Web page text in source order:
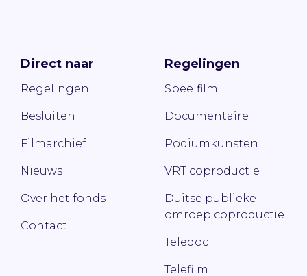
Direct naar
Regelingen
Besluiten
Filmarchief
Nieuws
Over het fonds
Contact
Regelingen
Speelfilm
Documentaire
Podiumkunsten
VRT coproductie
Duitse publieke
omroep coproductie
Teledoc
Telefilm